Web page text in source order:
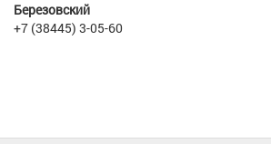
Березовский
+7 (38445) 3-05-60